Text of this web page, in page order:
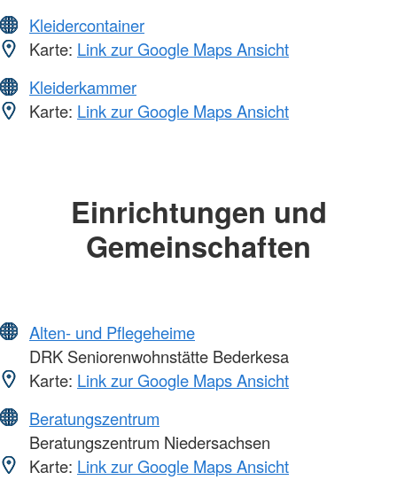
Kleidercontainer
Karte: Link zur Google Maps Ansicht
Kleiderkammer
Karte: Link zur Google Maps Ansicht
Einrichtungen und
Gemeinschaften
Alten- und Pflegeheime
DRK Seniorenwohnstätte Bederkesa
Karte: Link zur Google Maps Ansicht
Beratungszentrum
Beratungszentrum Niedersachsen
Karte: Link zur Google Maps Ansicht